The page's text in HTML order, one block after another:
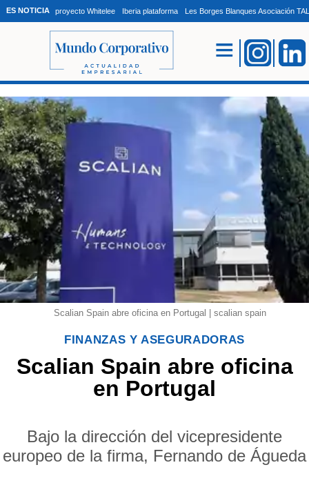
ES NOTICIA proyecto Whitelee Iberia plataforma Les Borges Blanques Asociación
Scalian Spain abre oficina en Portugal | scalian spain
FINANZAS Y ASEGURADORAS
Scalian Spain abre oficina
en Portugal
Bajo la dirección del vicepresidente
europeo de la firma, Fernando de Águeda